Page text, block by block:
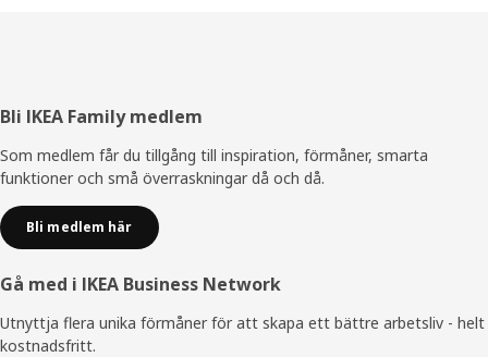
Sidfot
Bli IKEA Family medlem
Som medlem får du tillgång till inspiration, förmåner, smarta
funktioner och små överraskningar då och då.
Bli medlem här
Gå med i IKEA Business Network
Utnyttja flera unika förmåner för att skapa ett bättre arbetsliv - helt
kostnadsfritt.